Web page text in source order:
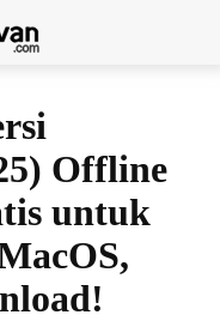
Offline
untuk